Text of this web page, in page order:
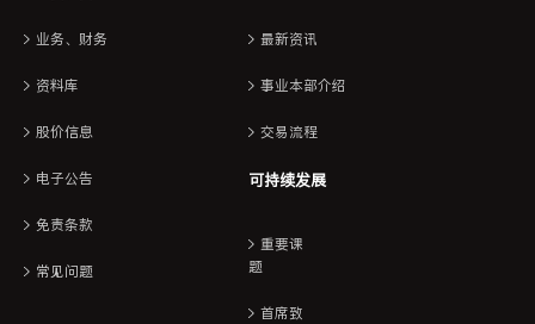
业务、财务
资料库
股价信息
电子公告
免责条款
常见问题
最新资讯
事业本部介绍
交易流程
可持续发展
重要课
题
首席致